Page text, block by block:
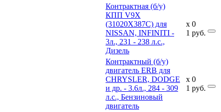
Контрактная (б/у)
КПП V9X
(31020X387C) для
NISSAN, INFINITI -
3л., 231 - 238 л.с.,
Дизель
x
1
0
руб.
Контрактный (б/у)
двигатель ERB для
CHRYSLER, DODGE
и др. - 3.6л., 284 - 309
л.с., Бензиновый
двигатель
x
1
0
руб.